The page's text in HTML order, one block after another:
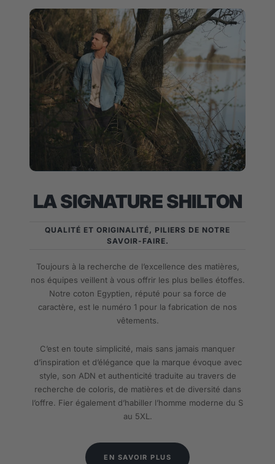
LA SIGNATURE SHILTON
QUALITÉ ET ORIGINALITÉ, PILIERS DE NOTRE
SAVOIR-FAIRE.
Toujours à la recherche de l’excellence des matières,
nos équipes veillent à vous offrir les plus belles étoffes.
Notre coton Egyptien, réputé pour sa force de
caractère, est le numéro 1 pour la fabrication de nos
vêtements.
C’est en toute simplicité, mais sans jamais manquer
d’inspiration et d’élégance que la marque évoque avec
style, son ADN et authenticité traduite au travers de
recherche de coloris, de matières et de diversité dans
l’offre. Fier également d’habiller l’homme moderne du S
au 5XL.
EN SAVOIR PLUS